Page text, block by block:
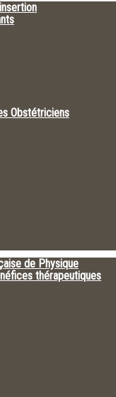
Obstétriciens
de Physique
thérapeutiques